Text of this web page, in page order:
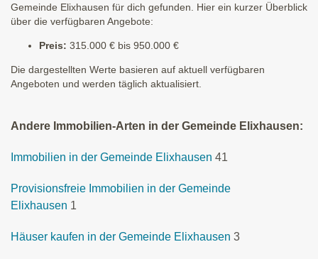
Gemeinde Elixhausen für dich gefunden. Hier ein kurzer Überblick
über die verfügbaren Angebote:
Preis: 315.000 € bis 950.000 €
Die dargestellten Werte basieren auf aktuell verfügbaren
Angeboten und werden täglich aktualisiert.
Andere Immobilien-Arten in der Gemeinde Elixhausen:
Immobilien in der Gemeinde Elixhausen 41
Provisionsfreie Immobilien in der Gemeinde
Elixhausen 1
Häuser kaufen in der Gemeinde Elixhausen 3